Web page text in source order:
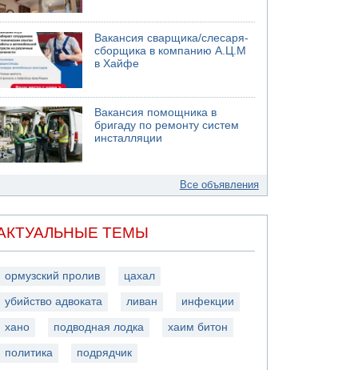
Вакансия сварщика/слесаря-
сборщика в компанию А.Ц.М
в Хайфе
Вакансия помощника в
бригаду по ремонту систем
инсталляции
Все объявления
ТЕМЫ
ормузский пролив цахал
убийство адвоката ливан инфекции
хано подводная лодка хаим битон
политика подрядчик